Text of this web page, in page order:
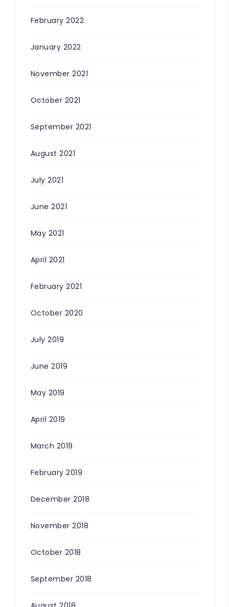
February 2022
January 2022
November 2021
October 2021
September 2021
August 2021
July 2021
June 2021
May 2021
April 2021
February 2021
October 2020
July 2019
June 2019
May 2019
April 2019
March 2019
February 2019
December 2018
November 2018
October 2018
September 2018